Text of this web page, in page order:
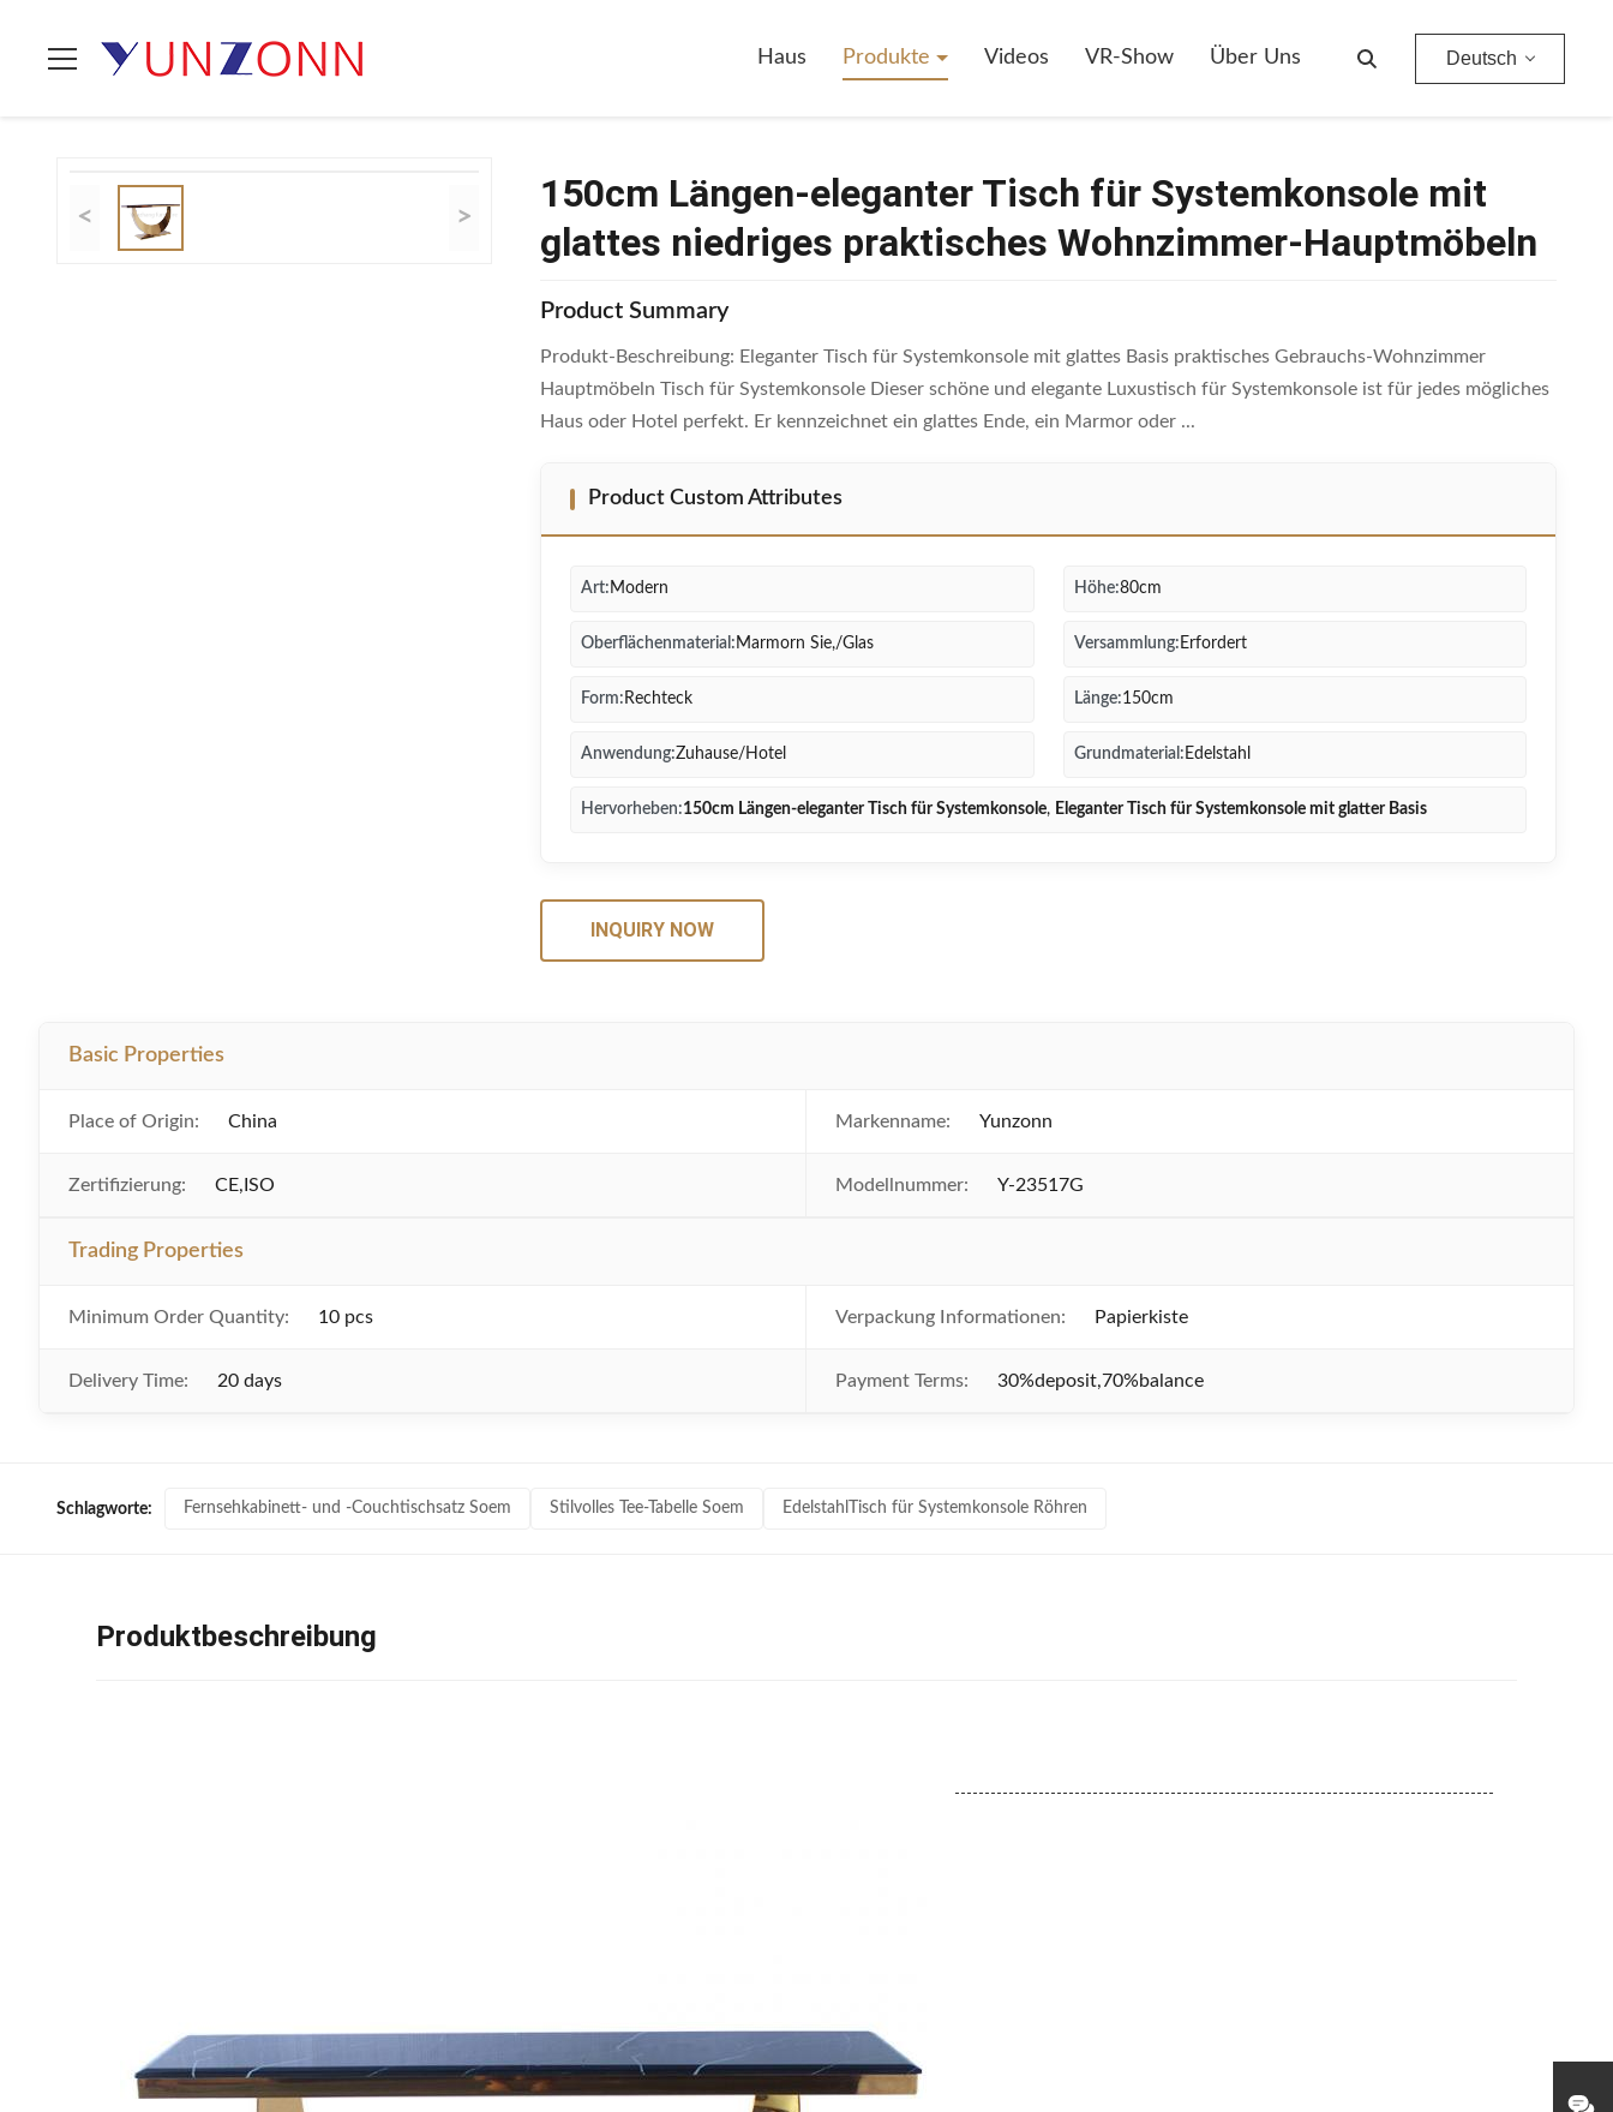
Haus Produkte Videos VR-Show Über Uns Deutsch
< >
150cm Längen-eleganter Tisch für Systemkonsole mit
glattes niedriges praktisches Wohnzimmer-Hauptmöbeln
Product Summary
Produkt-Beschreibung: Eleganter Tisch für Systemkonsole mit glattes Basis praktisches Gebrauchs-Wohnzimmer
Hauptmöbeln Tisch für Systemkonsole Dieser schöne und elegante Luxustisch für Systemkonsole ist für jedes mögliches
Haus oder Hotel perfekt. Er kennzeichnet ein glattes Ende, ein Marmor oder ...
Product Custom Attributes
Art: Modern Höhe:80cm
Oberflächenmaterial: Marmorn Sie,/Glas Versammlung: Erfordert
Form: Rechteck Länge:150cm
Anwendung:Zuhause/Hotel Grundmaterial: Edelstahl
Hervorheben:150cm Längen-eleganter Tisch für Systemkonsole, Eleganter Tisch für Systemkonsole mit glatter Basis
INQUIRY NOW
Basic Properties
Place of Origin: China Markenname: Yunzonn
Zertifizierung: CE,ISO Modellnummer: Y-23517G
Trading Properties
Minimum Order Quantity: 10 pcs Verpackung Informationen: Papierkiste
Delivery Time: 20 days Payment Terms: 30%deposit,70%balance
Schlagworte: Fernsehkabinett- und -Couchtischsatz Soem Stilvolles Tee-Tabelle Soem EdelstahlTisch für Systemkonsole Röhren
Produktbeschreibung